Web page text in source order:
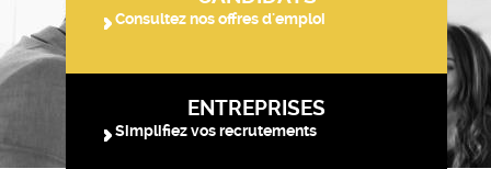
Consultez nos offres d'emploi
ENTREPRISES
Simplifiez vos recrutements